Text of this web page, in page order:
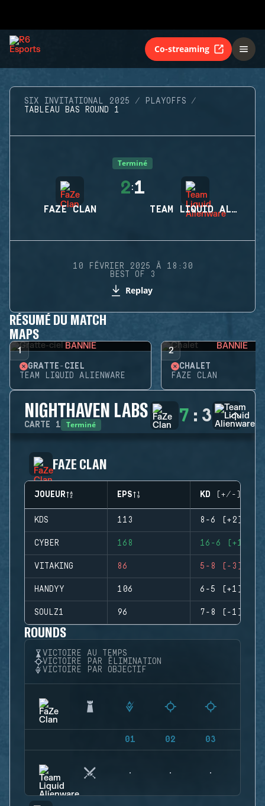
Co-streaming
SIX INVITATIONAL 2025
PLAYOFFS
TABLEAU BAS ROUND 1
Terminé
FAZE CLAN
2:1
TEAM LIQUID ALIENWARE
10 FÉVRIER 2025 À 18:30
BEST OF 3
Replay
RÉSUMÉ DU MATCH
MAPS
1 BANNIE
GRATTE-CIEL
TEAM LIQUID ALIENWARE
2 BANNIE
CHALET
FAZE CLAN
NIGHTHAVEN LABS
CARTE 1 Terminé 7 : 3
FAZE CLAN
JOUEUR EPS KD (+/-)
KDS 113 8-6 (+2)
CYBER 168 16-6 (+10)
VITAKING 86 5-8 (-3)
HANDYY 106 6-5 (+1)
SOULZ1 96 7-8 (-1)
ROUNDS
VICTOIRE AU TEMPS
VICTOIRE PAR ÉLIMINATION
VICTOIRE PAR OBJECTIF
01 02 03